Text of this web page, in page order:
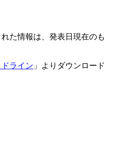
た情報は、発表日現在のも
ドライン 」よりダウンロード